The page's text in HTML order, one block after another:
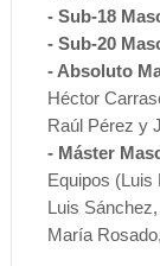
- Sub-18
- Sub-20
- Absoluto
Héctor
Raúl Pérez y
- Máster
Equipos (Luis
Luis
María